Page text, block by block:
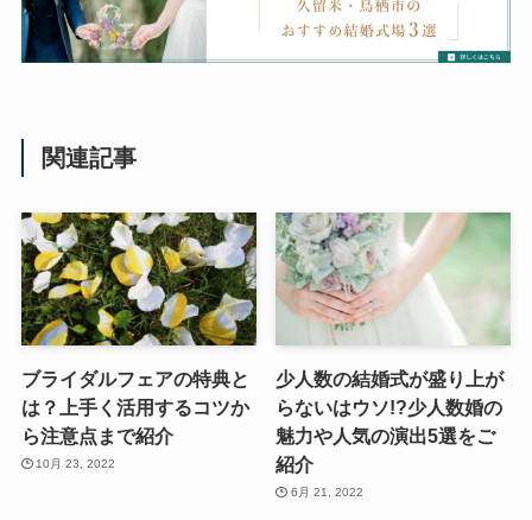
関連記事
ブライダルフェアの特典と
は？上手く活用するコツか
ら注意点まで紹介
10月 23, 2022
少人数の結婚式が盛り上が
らないはウソ!?少人数婚の
魅力や人気の演出5選をご
紹介
6月 21, 2022